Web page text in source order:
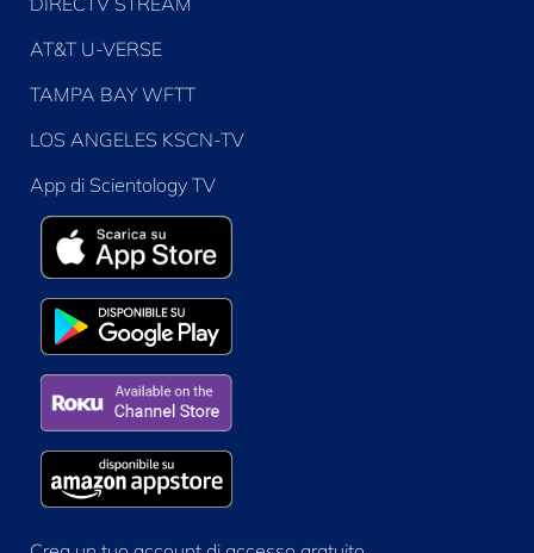
AT&T U-VERSE
TAMPA BAY WFTT
LOS ANGELES KSCN-TV
App di Scientology TV